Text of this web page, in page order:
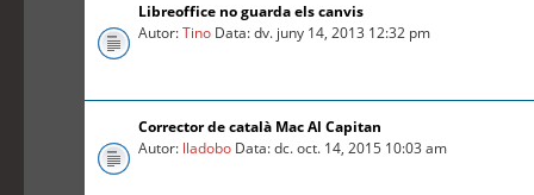
Libreoffice no guarda els canvis
Autor:Tino Data: dv. juny 14, 2013 12:32 pm
Corrector de català Mac Al Capitan
Autor: lladobo Data: dc. oct. 14, 2015 10:03 am